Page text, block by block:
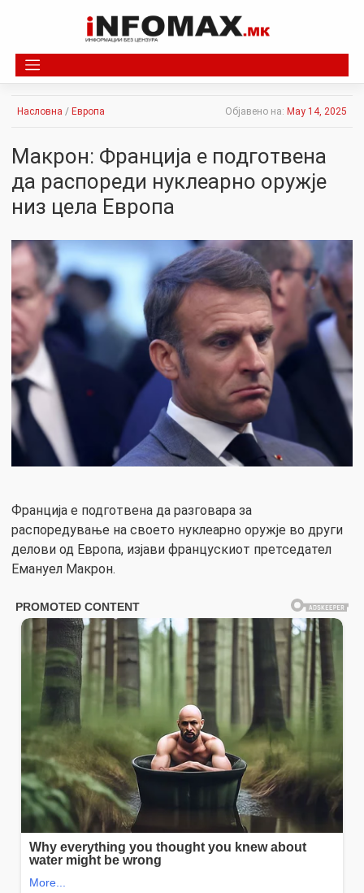
Насловна / Европа Објавено на: May 14, 2025
Макрон: Франција е подготвена
да распореди нуклеарно оружје
низ цела Европа
Франција е подготвена да разговара за
распоредување на своето нуклеарно оружје во други
делови од Европа, изјави францускиот претседател
Емануел Макрон.